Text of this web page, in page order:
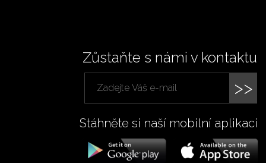
Zůstaňte s námi v kontaktu
>>
Stáhněte si naší mobilní aplikaci